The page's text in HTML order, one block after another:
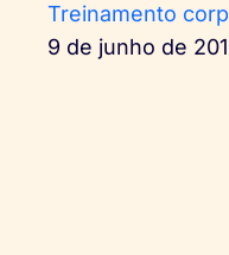
Treinamento
9 de junho de